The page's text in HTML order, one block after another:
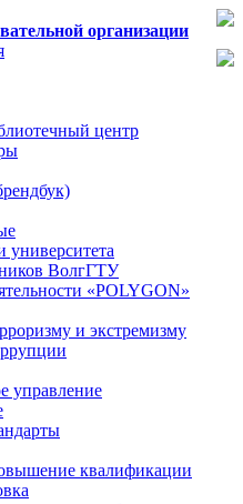
организации
центр
ВолгГТУ
«POLYGON»
и экстремизму
управление
квалификации